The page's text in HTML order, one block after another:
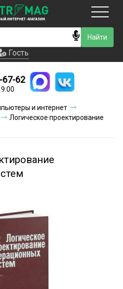
Гость
доставки
оплаты
Гость
67-62
и интернет
Логическое проектирование